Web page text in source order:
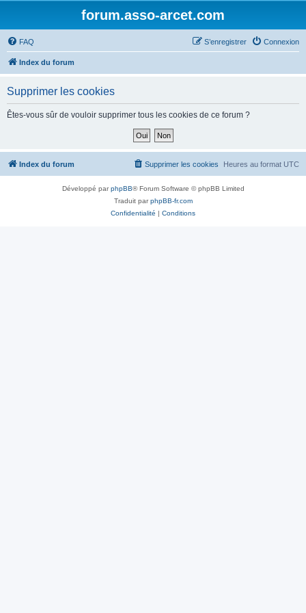
forum.asso-arcet.com
FAQ Connexion
S’enregistrer
Index du forum
Supprimer les cookies
Êtes-vous sûr de vouloir supprimer tous les cookies de ce forum ?
Index du forum Heures au format UTC
Supprimer les cookies
Développé parphpBB® Forum Software © phpBB Limited
Traduit parphpBB-fr.com
Confidentialité | Conditions